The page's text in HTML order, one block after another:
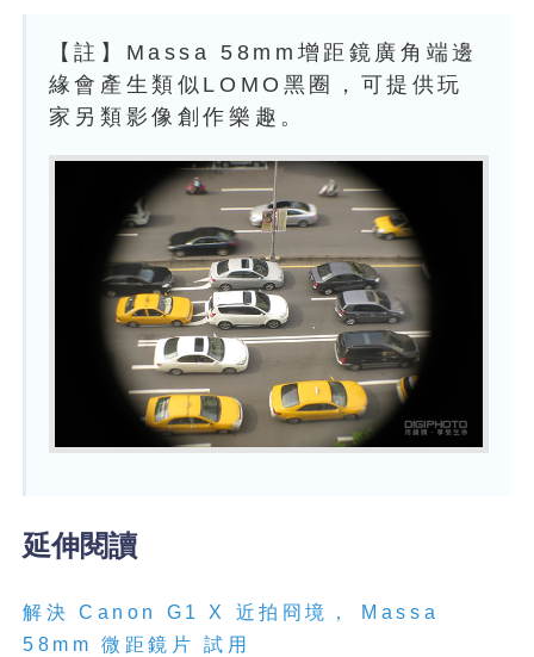
【註】Massa 58mm增距鏡廣角端邊
緣會產生類似LOMO黑圈，可提供玩
家另類影像創作樂趣。
延伸閱讀
解決 Canon G1 X 近拍冏境， Massa
58mm 微距鏡片 試用